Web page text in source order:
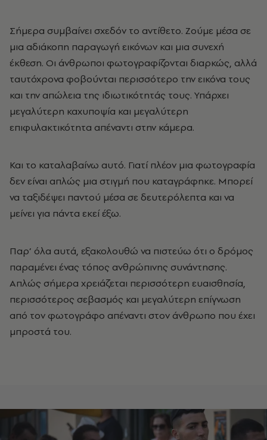
Σήμερα συμβαίνει σχεδόν το αντίθετο. Ζούμε μέσα σε
μια αδιάκοπη παραγωγή εικόνων και μια συνεχή
έκθεση. Οι άνθρωποι φωτογραφίζονται διαρκώς, αλλά
ταυτόχρονα φοβούνται περισσότερο την εικόνα τους
και την απώλεια της ιδιωτικότητάς τους. Υπάρχει
μεγαλύτερη καχυποψία και μεγαλύτερη
επιφυλακτικότητα απέναντι στην κάμερα.
Και το καταλαβαίνω αυτό. Γιατί πλέον μια φωτογραφία
δεν είναι απλώς μια στιγμή που καταγράφηκε. Μπορεί
να ταξιδέψει παντού μέσα σε δευτερόλεπτα και να
μείνει για πάντα εκεί έξω.
Παρ’ όλα αυτά, εξακολουθώ να πιστεύω ότι ο δρόμος
παραμένει ένας τόπος ανθρώπινης συνάντησης.
Απλώς σήμερα χρειάζεται περισσότερη ευαισθησία,
περισσότερος σεβασμός και μεγαλύτερη επίγνωση
από τον φωτογράφο απέναντι στον άνθρωπο που έχει
μπροστά του.